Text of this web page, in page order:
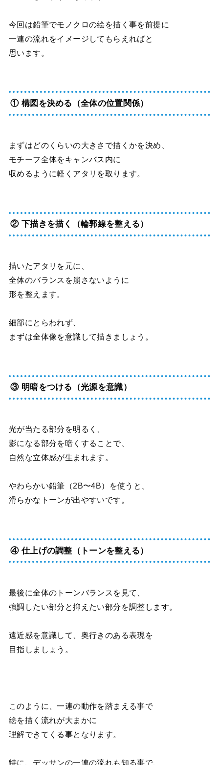
今回は鉛筆でモノクロの絵を描く事を前提に
一連の流れをイメージしてもらえればと
思います。
① 構図を決める（全体の位置関係）
まずはどのくらいの大きさで描くかを決め、
モチーフ全体をキャンバス内に
収めるように軽くアタリを取ります。
② 下描きを描く（輪郭線を整える）
描いたアタリを元に、
全体のバランスを崩さないように
形を整えます。
細部にとらわれず、
まずは全体像を意識して描きましょう。
③ 明暗をつける（光源を意識）
光が当たる部分を明るく、
影になる部分を暗くすることで、
自然な立体感が生まれます。
やわらかい鉛筆（2B〜4B）を使うと、
滑らかなトーンが出やすいです。
④ 仕上げの調整（トーンを整える）
最後に全体のトーンバランスを見て、
強調したい部分と抑えたい部分を調整します。
遠近感を意識して、奥行きのある表現を
目指しましょう。
このように、一連の動作を踏まえる事で
絵を描く流れが大まかに
理解できてくる事となります。
特に、デッサンの一連の流れも知る事で、